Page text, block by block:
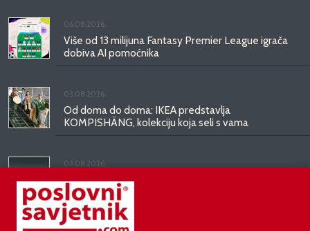
06.08.2026.
Više od 13 milijuna Fantasy Premier League igrača
dobiva AI pomoćnika
03.08.2026.
Od doma do doma: IKEA predstavlja
KOMPISHÄNG, kolekciju koja seli s vama
03.08.2026.
Kineski BYD predstavio luksuznu limuzinu veću od
Mercedesove S-klase, obećava domet do 1.000
kilometara